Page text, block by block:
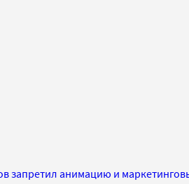
запретил анимацию и